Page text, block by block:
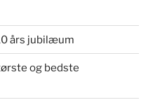
års jubilæum
og bedste